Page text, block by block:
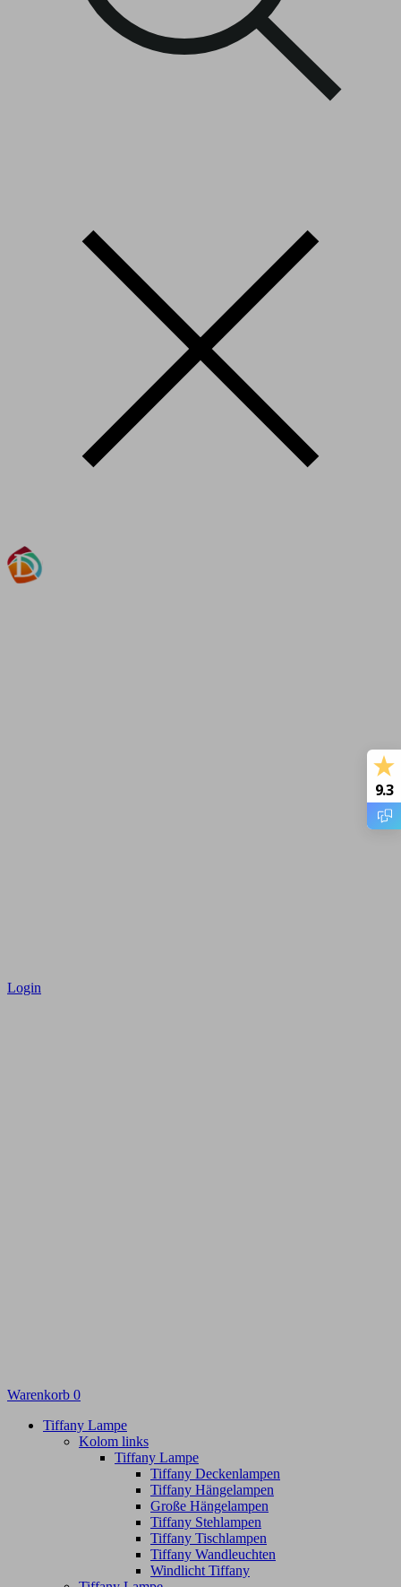
Login
Warenkorb 0
Tiffany Lampe
Kolom links
Tiffany Lampe
Tiffany Deckenlampen
Tiffany Hängelampen
Große Hängelampen
Tiffany Stehlampen
Tiffany Tischlampen
Tiffany Wandleuchten
Windlicht Tiffany
9.3